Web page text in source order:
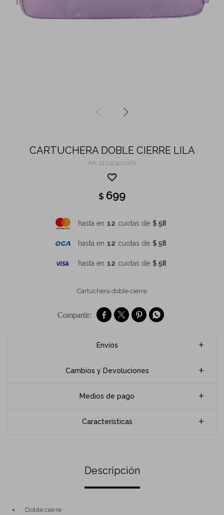
CARTUCHERA DOBLE CIERRE LILA
1223174201TA
$ 699
hasta en 12 cuotas de $ 58
hasta en 12 cuotas de $ 58
hasta en 12 cuotas de $ 58
Cartuchera doble cierre
   
Envíos
Cambios y Devoluciones
Medios de pago
Características
Descripción
Doble cierre